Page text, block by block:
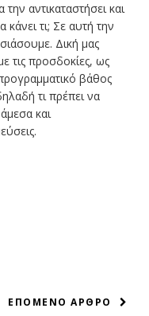
αντικαταστήσει και
κάνει τι; Σε αυτή την
Δική μας
τις προσδοκίες, ως
βάθος
τι πρέπει να
και
ΕΠΟΜΕΝΟ ΑΡΘΡΟ